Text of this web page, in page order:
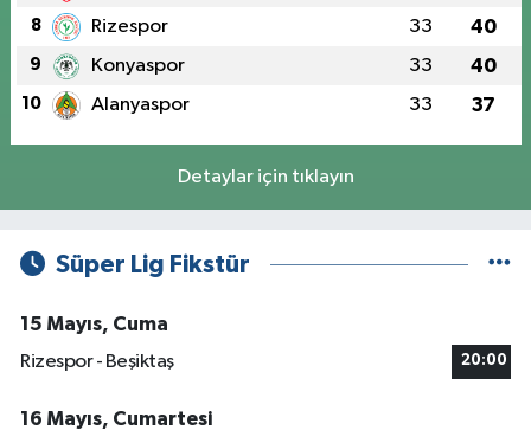
8 Rizespor 33 40
9 Konyaspor 33 40
10 Alanyaspor 33 37
Detaylar için tıklayın
Süper Lig Fikstür
15 Mayıs, Cuma
Rizespor - Beşiktaş
20:00
16 Mayıs, Cumartesi